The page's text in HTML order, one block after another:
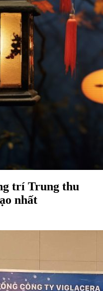
trí Trung thu
nhất